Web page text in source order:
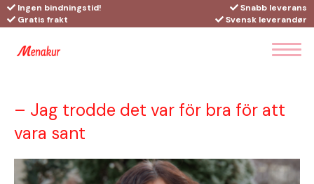
Ingen bindningstid!
Snabb leverans
Gratis frakt
Svensk leverandør
– Jag trodde det var för bra för att
vara sant